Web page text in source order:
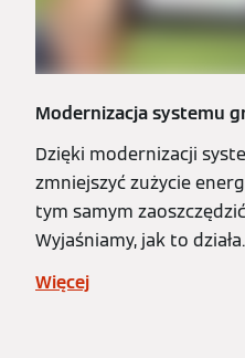
Modernizacja systemu
Dzięki modernizacji
zmniejszyć zużycie
tym samym
Wyjaśniamy, jak to działa.
Więcej